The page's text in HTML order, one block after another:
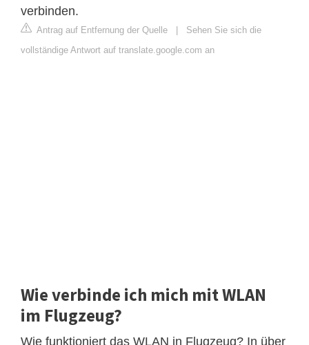
verbinden.
Antrag auf Entfernung der Quelle | Sehen Sie sich die
vollständige Antwort auf translate.google.com an
Wie verbinde ich mich mit WLAN
im Flugzeug?
Wie funktioniert das WLAN in Flugzeug? In über